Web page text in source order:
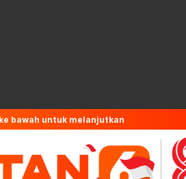
bawah untuk melanjutkan